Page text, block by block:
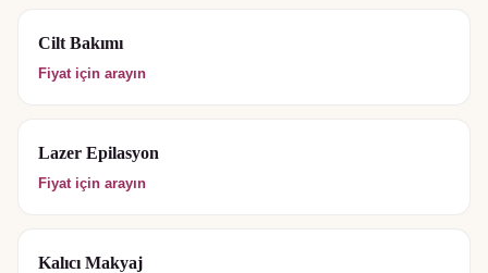
Cilt Bakımı
Fiyat için arayın
Lazer Epilasyon
Fiyat için arayın
Kalıcı Makyaj